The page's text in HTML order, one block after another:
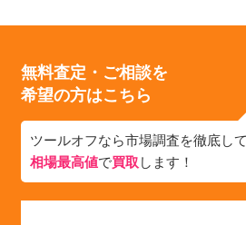
無料査定・ご相談を
希望の方はこちら
ツールオフなら市場調査を徹底し
相場最高値で買取 します！